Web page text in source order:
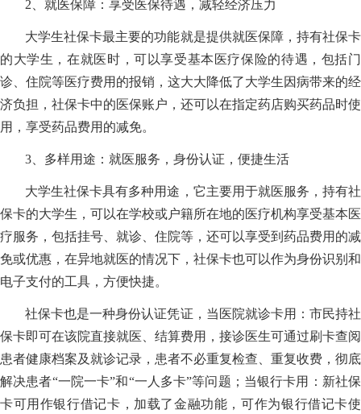
2、就医保障：享受医保待遇，减轻经济压力
大学生社保卡最主要的功能就是提供就医保障，持有社保卡
的大学生，在就医时，可以享受基本医疗保险的待遇，包括门
诊、住院等医疗费用的报销，这大大降低了大学生因病带来的经
济负担，社保卡中的医保账户，还可以在指定药店购买药品时使
用，享受药品费用的减免。
3、多样用途：就医服务，身份认证，便捷生活
大学生社保卡具有多种用途，它主要用于就医服务，持有社
保卡的大学生，可以在学校或户籍所在地的医疗机构享受基本医
疗服务，包括挂号、就诊、住院等，还可以享受到药品费用的减
免或优惠，在异地就医的情况下，社保卡也可以作为身份识别和
电子支付的工具，方便快捷。
社保卡也是一种身份认证凭证，当医院就诊卡用：市民持社
保卡即可在该院直接就医、结算费用，接诊医生可通过刷卡查阅
患者健康档案及就诊记录，患者不必重复检查、重复收费，彻底
解决患者“一院一卡”和“一人多卡”等问题；当银行卡用：新社保
卡可用作银行借记卡，加载了金融功能，可作为银行借记卡使